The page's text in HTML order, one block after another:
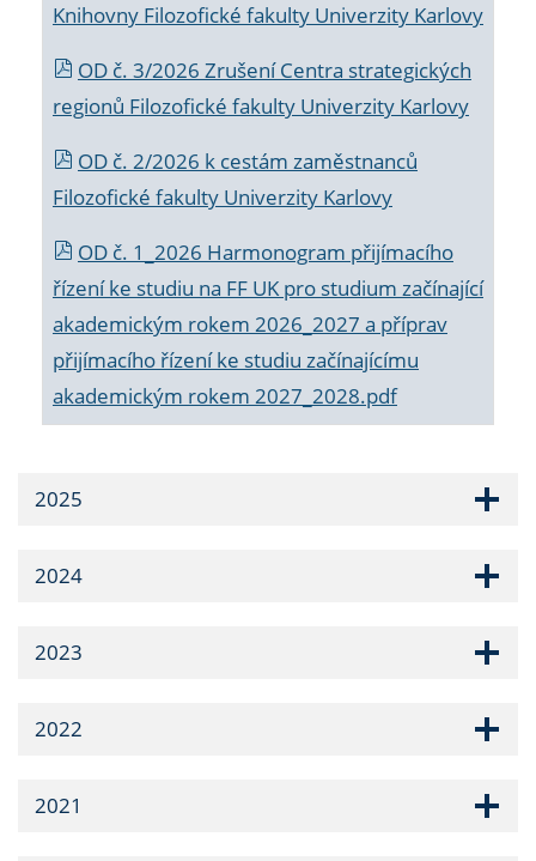
Knihovny Filozofické fakulty Univerzity Karlovy
OD č. 3/2026 Zrušení Centra strategických
regionů Filozofické fakulty Univerzity Karlovy
OD č. 2/2026 k cestám zaměstnanců
Filozofické fakulty Univerzity Karlovy
OD č. 1_2026 Harmonogram přijímacího
řízení ke studiu na FF UK pro studium začínající
akademickým rokem 2026_2027 a příprav
přijímacího řízení ke studiu začínajícímu
akademickým rokem 2027_2028.pdf
2025
2024
2023
2022
2021